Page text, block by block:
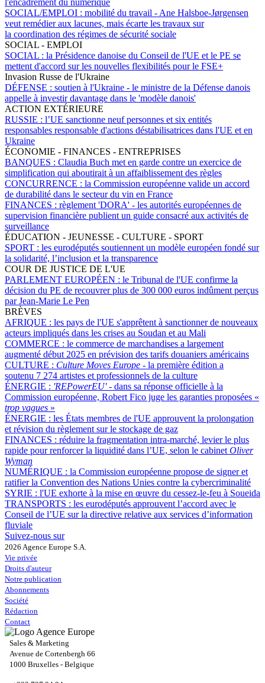
SOCIAL/EMPLOI : mobilité du travail - Ane Halsboe-Jørgensen
veut remédier aux lacunes, mais écarte les travaux sur
la coordination des régimes de sécurité sociale
SOCIAL - EMPLOI
SOCIAL : la Présidence danoise du Conseil de l'UE et le PE se
mettent d'accord sur les nouvelles flexibilités pour le FSE+
Invasion Russe de l'Ukraine
DÉFENSE : soutien à l'Ukraine - le ministre de la Défense danois
appelle à investir davantage dans le 'modèle danois'
ACTION EXTÉRIEURE
RUSSIE : l’UE sanctionne neuf personnes et six entités
responsables responsable d'actions déstabilisatrices dans l'UE et en
Ukraine
ÉCONOMIE - FINANCES - ENTREPRISES
BANQUES : Claudia Buch met en garde contre un exercice de
simplification qui aboutirait à un affaiblissement des règles
CONCURRENCE : la Commission européenne valide un accord
de durabilité dans le secteur du vin en France
FINANCES : règlement 'DORA' - les autorités européennes de
supervision financière publient un guide consacré aux activités de
surveillance
ÉDUCATION - JEUNESSE - CULTURE - SPORT
SPORT : les eurodéputés soutiennent un modèle européen fondé sur
la solidarité, l’inclusion et la transparence
COUR DE JUSTICE DE L'UE
PARLEMENT EUROPÉEN : le Tribunal de l'UE confirme la
décision du PE de recouvrer plus de 300 000 euros indûment perçus
par Jean-Marie Le Pen
BRÈVES
AFRIQUE : les pays de l'UE s'apprêtent à sanctionner de nouveaux
acteurs impliqués dans les crises au Soudan et au Mali
COMMERCE : le commerce de marchandises a largement
augmenté début 2025 en prévision des tarifs douaniers américains
CULTURE : Culture Moves Europe - la première édition a
soutenu 7 274 artistes et professionnels de la culture
ÉNERGIE : 'REPowerEU' - dans sa réponse officielle à la
Commission européenne, Robert Fico juge les garanties proposées «
trop vagues »
ÉNERGIE : les États membres de l'UE approuvent la prolongation
et révision du règlement sur le stockage de gaz
FINANCES : réduire la fragmentation intra-marché, levier le plus
rapide pour renforcer la liquidité dans l’UE, selon le cabinet Oliver
Wyman
NUMÉRIQUE : la Commission européenne propose de signer et
ratifier la Convention des Nations Unies contre la cybercriminalité
SYRIE : l'UE exhorte à la mise en œuvre du cessez-le-feu à Soueida
TRANSPORTS : les eurodéputés approuvent l’accord avec le
Conseil de l’UE sur la directive relative aux services d’information
fluviale
Suivez-nous sur
2026 Agence Europe S.A.
Vie privée
Droits d'auteur
Notre publication
Abonnements
Société
Rédaction
Contact
Sales & Marketing
Avenue de Cortenbergh 66
1000 Bruxelles - Belgique